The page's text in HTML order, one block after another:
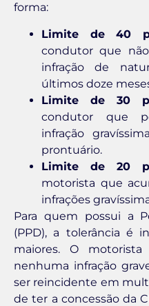
forma:
Limite de 40
condutor que
infração de
últimos doze
Limite de 30
condutor que
infração
prontuário.
Limite de 20
motorista que
infrações
Para quem possui a
(PPD), a tolerância é
maiores. O
nenhuma infração
ser reincidente em
de ter a concessão da